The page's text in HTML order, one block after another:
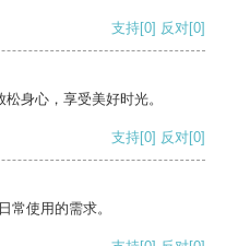
支持[0] 反对[0]
身心，享受美好时光。
支持[0] 反对[0]
常使用的需求。